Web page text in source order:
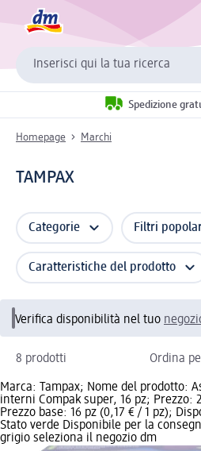
Inserisci qui la tua ricerca
Spedizione
Homepage Marchi
TAMPAX
Categorie Filtri
Caratteristiche del prodotto
Verifica disponibilità nel tuo
8 prodotti Ordina
Marca: Tampax; Nome del prodotto:
interni Compak super, 16 pz; Prezzo:
Prezzo base: 16 pz (0,17 € / 1 pz);
Stato verde Disponibile per la
grigio seleziona il negozio dm